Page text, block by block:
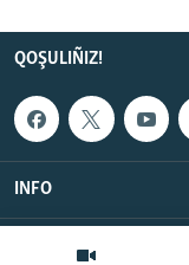
QOŞULIÑIZ!
INFO